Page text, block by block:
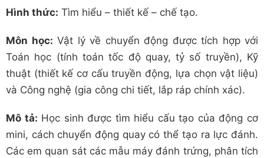
Hình thức: Tìm hiểu – thiết kế – chế tạo.
Môn học: Vật lý về chuyển động được tích hợp với
Toán học (tính toán tốc độ quay, tỷ số truyền), Kỹ
thuật (thiết kế cơ cấu truyền động, lựa chọn vật liệu)
và Công nghệ (gia công chi tiết, lắp ráp chính xác).
Mô tả: Học sinh được tìm hiểu cấu tạo của động cơ
mini, cách chuyển động quay có thể tạo ra lực đánh.
Các em quan sát các mẫu máy đánh trứng, phân tích